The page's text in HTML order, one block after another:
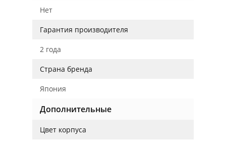
Нет
Гарантия производителя
2 года
Страна бренда
Япония
Дополнительные
Цвет корпуса